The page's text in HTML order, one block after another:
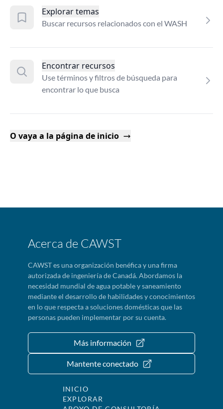
Explorar temas
Buscar recursos relacionados con el WASH
Encontrar recursos
Use términos y filtros de búsqueda para
encontrar lo que busca
O vaya a la página de inicio
Acerca de CAWST
CAWST es una organización benéfica y una firma
autorizada de ingeniería de Canadá. Abordamos la
necesidad mundial de agua potable y saneamiento
mediante el desarrollo de habilidades y conocimientos
en lo que respecta a soluciones domésticas que las
personas pueden implementar por su cuenta.
Más información
Mantente conectado
INICIO
EXPLORAR